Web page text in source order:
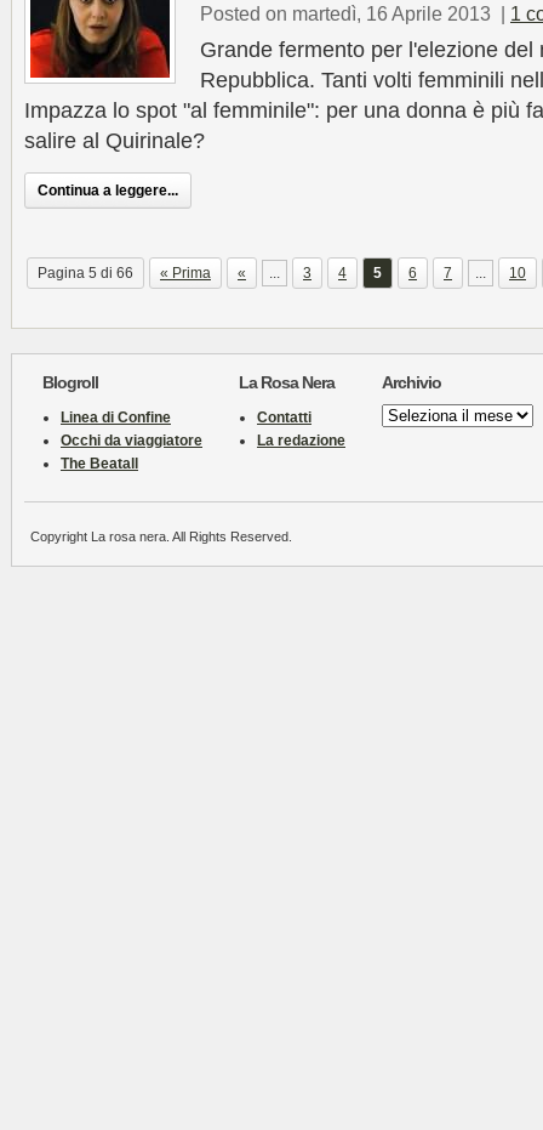
Posted on martedì, 16 Aprile 2013 | 1
Grande fermento per l'elezione
Repubblica. Tanti volti femminili
Impazza lo spot "al femminile": per una donna è più
salire al Quirinale?
Continua a leggere...
Pagina 5 di 66 « Prima « ... 3 4 5 6 7 ... 10
Blogroll
Linea di Confine
Occhi da viaggiatore
The Beatall
La Rosa Nera
Contatti
La redazione
Archivio
Archivio
Copyright La rosa nera. All Rights Reserved.